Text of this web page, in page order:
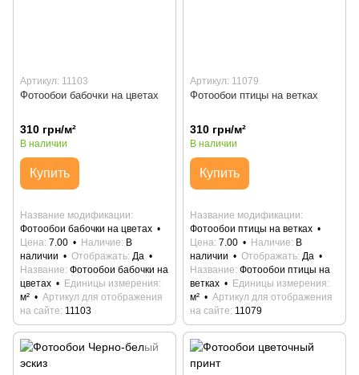
Артикул: 11103
Фотообои бабочки на цветах
310 грн/м²
В наличии
Купить
Название модификации
Фотообои бабочки на цветах
Цена 7.00 Наличие В
наличии
Отображать Да
Название Фотообои бабочки на
цветах
Единицы измерения
м²
Артикул для отображения
на сайте 11103
Артикул: 11079
Фотообои птицы на ветках
310 грн/м²
В наличии
Купить
Название модификации
Фотообои птицы на ветках
Цена 7.00 Наличие В
наличии
Отображать Да
Название Фотообои птицы на
ветках
Единицы измерения
м²
Артикул для отображения
на сайте 11079